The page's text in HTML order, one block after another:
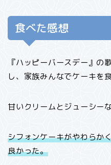
食べた感想
『ハッピーバースデー』の
し、家族みんなでケーキを
甘いクリームとジューシー
シフォンケーキがやわらか
良かった。